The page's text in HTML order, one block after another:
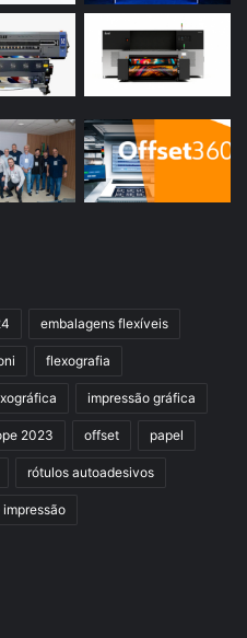
embalagens flexíveis
flexografia
impressão gráfica
2023 offset papel
rótulos autoadesivos